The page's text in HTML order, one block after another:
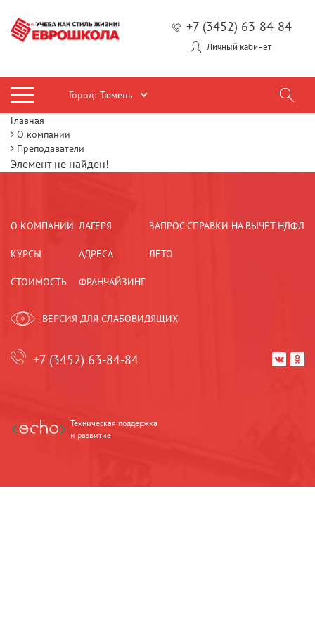
+7 (3452) 63-84-84
Личный кабинет
Город: Тюмень
Главная
О компании
Преподаватели
Элемент не найден!
О КОМПАНИИ
КУРСЫ
СТОИМОСТЬ
ЛАГЕРЯ
АДРЕСА
ФРАНЧАЙЗИНГ
ЗАПРОС СПРАВКИ НА ВЫЧЕТ НДФЛ
ЛЕТО
ВЕРСИЯ ДЛЯ СЛАБОВИДЯЩИХ
+7 (3452) 63-84-84  
Техническая поддержка
и развитие